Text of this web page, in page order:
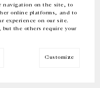
navigation on the site, to
online platforms, and to
experience on our site.
the others require your
Customize